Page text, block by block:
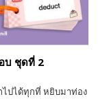
บ ชุดที่ 2
ปได้ทุกที่ หยิบมาท่อง